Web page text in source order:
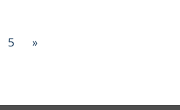
5 »